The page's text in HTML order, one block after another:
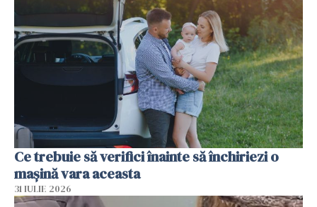
Ce trebuie să verifici înainte să închiriezi o
mașină vara aceasta
31 IULIE 2026